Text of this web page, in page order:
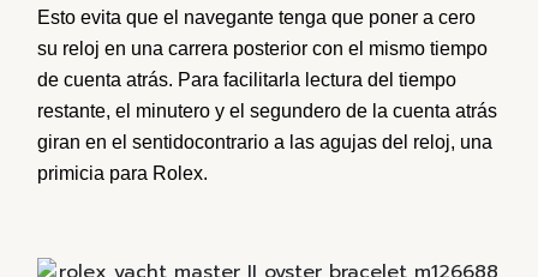
Estoevita que el navegante tenga que poner acero
su reloj en una carrera posterior con el mismo tiempo
decuenta atrás. Parafacilitar la lectura del tiempo
restante, el minutero y elsegundero de lacuenta atrás
giran en elsentidocontrario a lasagujas del reloj, una
primicia para Rolex.